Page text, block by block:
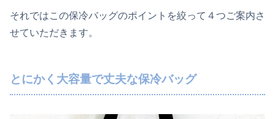
それではこの保冷バッグのポイントを絞って４つご案内さ
せていただきます。
とにかく大容量で丈夫な保冷バッグ